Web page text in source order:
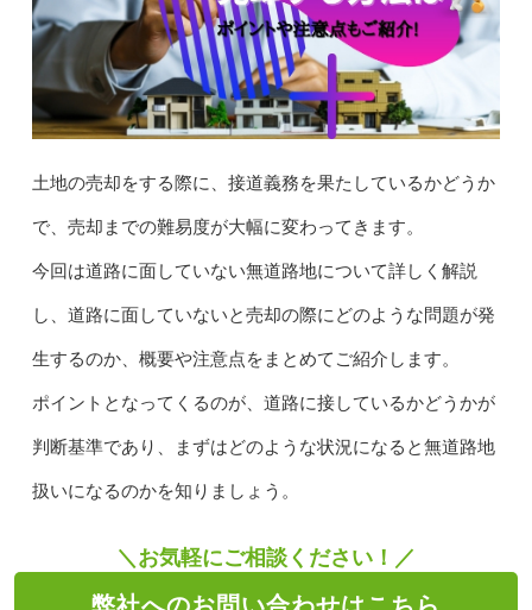
土地の売却をする際に、接道義務を果たしているかどうか
で、売却までの難易度が大幅に変わってきます。
今回は道路に面していない無道路地について詳しく解説
し、道路に面していないと売却の際にどのような問題が発
生するのか、概要や注意点をまとめてご紹介します。
ポイントとなってくるのが、道路に接しているかどうかが
判断基準であり、まずはどのような状況になると無道路地
扱いになるのかを知りましょう。
＼お気軽にご相談ください！／